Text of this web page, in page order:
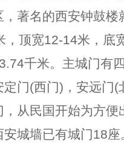
，著名的西安钟鼓
，顶宽12-14米，底
千米。主城门有
门(西门)，安远门(
从民国开始为方便
城墙已有城门18座